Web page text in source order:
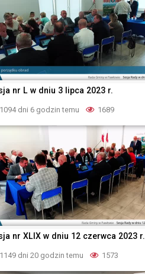
nr L w dniu 3 lipca 2023 r.
1094 dni 6 godzin temu 1689
nr XLIX w dniu 12 czerwca 2023 r.
1149 dni 20 godzin temu 1573